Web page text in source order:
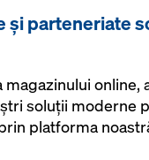
și parteneriate
online,
soluții moderne
platforma